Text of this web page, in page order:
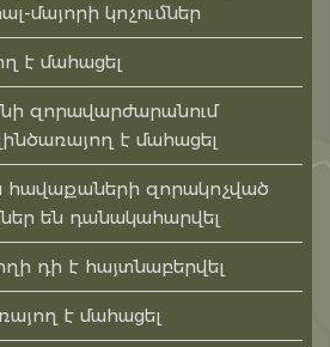
մայորի կոչումներ
է մահացել
զորավարժարանում
է մահացել
զորակոչված
են դանակահարվել
դի է հայտնաբերվել
է մահացել